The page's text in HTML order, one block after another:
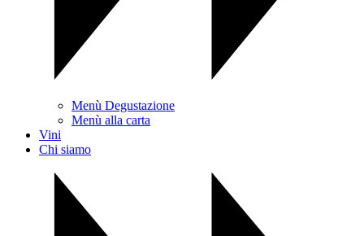
Menù Degustazione
Menù alla carta
Vini
Chi siamo